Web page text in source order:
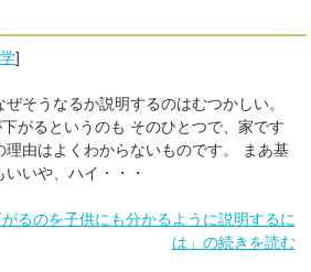
]
そうなるか説明するのはむつかしい。
がるというのも そのひとつで、家です
理由はよくわからないものです。 まあ基
いや、ハイ・・・
がるのを子供にも分かるように説明するに
は」の続きを読む